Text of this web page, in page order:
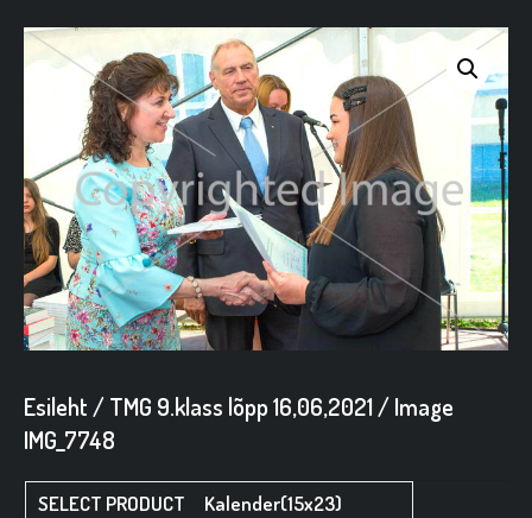
Esileht /TMG 9.klass lõpp 16,06,2021 / Image
IMG_7748
Kalender(15x23)